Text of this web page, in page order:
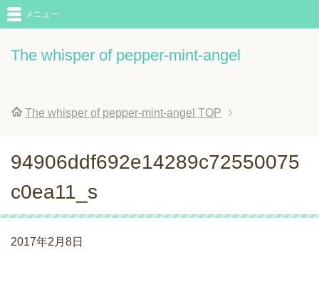
The whisper of pepper-mint-angel
メニュー
The whisper of pepper-mint-angel TOP
94906ddf692e14289c72550075
c0ea11_s
2017年2月8日